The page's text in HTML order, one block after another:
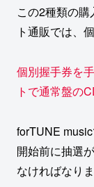
この2種類の
ト通販では、
個別握手券を
トで通常盤の
forTUNE music
開始前に抽選
なければなりま